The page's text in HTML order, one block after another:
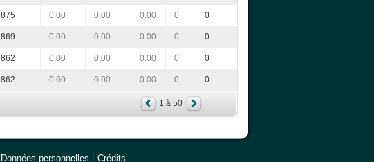
875 0.00 0.00 0.00 0 0
869 0.00 0.00 0.00 0 0
862 0.00 0.00 0.00 0 0
862 0.00 0.00 0.00 0 0
1 à 50
Données personnelles Crédits